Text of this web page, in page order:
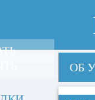
ОБ